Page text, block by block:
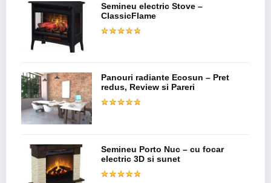
Semineu electric Stove –
ClassicFlame
Panouri radiante Ecosun – Pret
redus, Review si Pareri
Semineu Porto Nuc – cu focar
electric 3D si sunet